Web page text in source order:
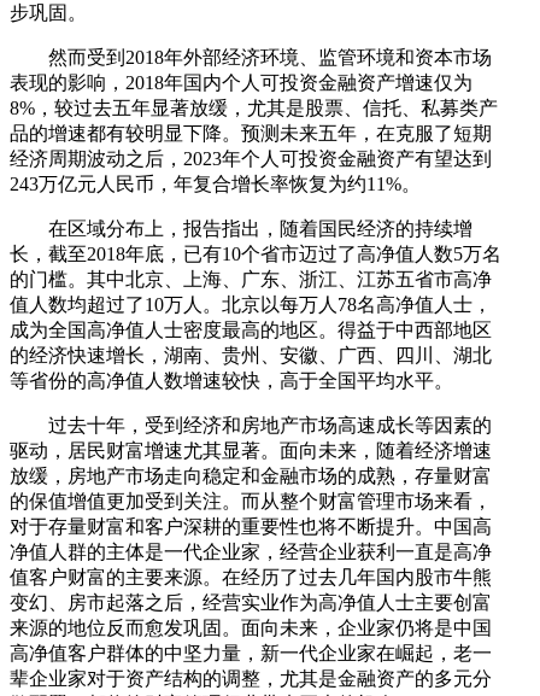
步巩固。
然而受到2018年外部经济环境、监管环境和资本市场
表现的影响，2018年国内个人可投资金融资产增速仅为
8%，较过去五年显著放缓，尤其是股票、信托、私募类产
品的增速都有较明显下降。预测未来五年，在克服了短期
经济周期波动之后，2023年个人可投资金融资产有望达到
243万亿元人民币，年复合增长率恢复为约11%。
在区域分布上，报告指出，随着国民经济的持续增
长，截至2018年底，已有10个省市迈过了高净值人数5万名
的门槛。其中北京、上海、广东、浙江、江苏五省市高净
值人数均超过了10万人。北京以每万人78名高净值人士，
成为全国高净值人士密度最高的地区。得益于中西部地区
的经济快速增长，湖南、贵州、安徽、广西、四川、湖北
等省份的高净值人数增速较快，高于全国平均水平。
过去十年，受到经济和房地产市场高速成长等因素的
驱动，居民财富增速尤其显著。面向未来，随着经济增速
放缓，房地产市场走向稳定和金融市场的成熟，存量财富
的保值增值更加受到关注。而从整个财富管理市场来看，
对于存量财富和客户深耕的重要性也将不断提升。中国高
净值人群的主体是一代企业家，经营企业获利一直是高净
值客户财富的主要来源。在经历了过去几年国内股市牛熊
变幻、房市起落之后，经营实业作为高净值人士主要创富
来源的地位反而愈发巩固。面向未来，企业家仍将是中国
高净值客户群体的中坚力量，新一代企业家在崛起，老一
辈企业家对于资产结构的调整，尤其是金融资产的多元分